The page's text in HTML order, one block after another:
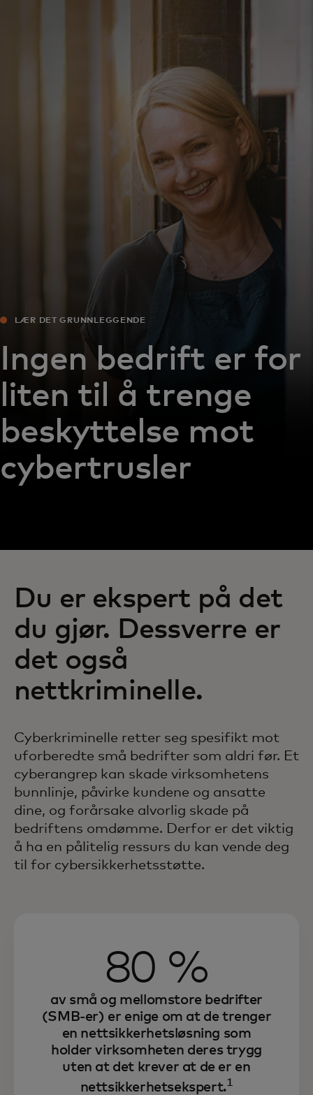
For innovatører
Nyheter og trender
LÆR DET GRUNNLEGGENDE
Ingen bedrift er for
liten til å trenge
beskyttelse mot
cybertrusler
Du er ekspert på det
du gjør. Dessverre er
det også
nettkriminelle.
Cyberkriminelle retter seg spesifikt mot
uforberedte små bedrifter som aldri før. Et
cyberangrep kan skade virksomhetens
bunnlinje, påvirke kundene og ansatte
dine, og forårsake alvorlig skade på
bedriftens omdømme. Derfor er det viktig
å ha en pålitelig ressurs du kan vende deg
til for cybersikkerhetsstøtte.
80 %
av små og mellomstore bedrifter
(SMB-er) er enige om at de trenger
en nettsikkerhetsløsning som
holder virksomheten deres trygg
uten at det krever at de er en
nettsikkerhetsekspert.1